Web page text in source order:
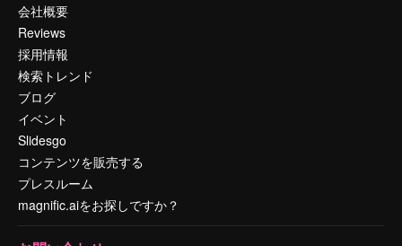
会社概要
Reviews
採用情報
検索トレンド
ブログ
イベント
Slidesgo
コンテンツを販売する
プレスルーム
magnific.aiをお探しですか？